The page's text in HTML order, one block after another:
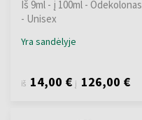
Iš 9ml - į 100ml - Odekolonas
- Unisex
Yra sandėlyje
iš 14,00 € į 126,00 €